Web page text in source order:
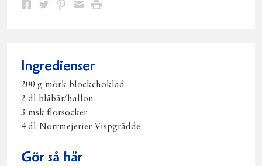
Dela Dela Dela DelaSkriv
Ingredienser
200 g mörk blockchoklad
2 dl blåbär/hallon
3 msk florsocker
4 dl Norrmejerier Vispgrädde
Gör så här